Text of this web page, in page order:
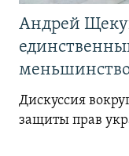
Андрей
Дискуссия
защиты прав